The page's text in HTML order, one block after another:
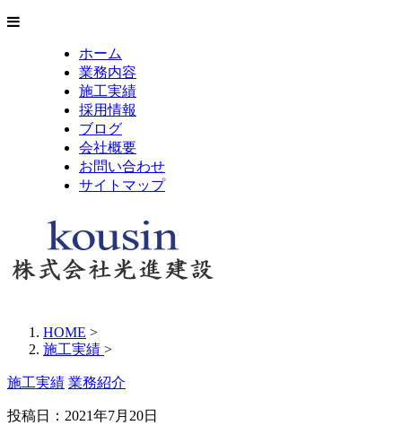
ホーム
業務内容
施工実績
採用情報
ブログ
会社概要
お問い合わせ
サイトマップ
HOME >
施工実績 >
施工実績 業務紹介
投稿日： 2021年7月20日